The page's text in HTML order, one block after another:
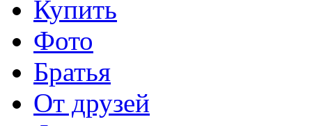
Купить
Фото
Братья
От друзей